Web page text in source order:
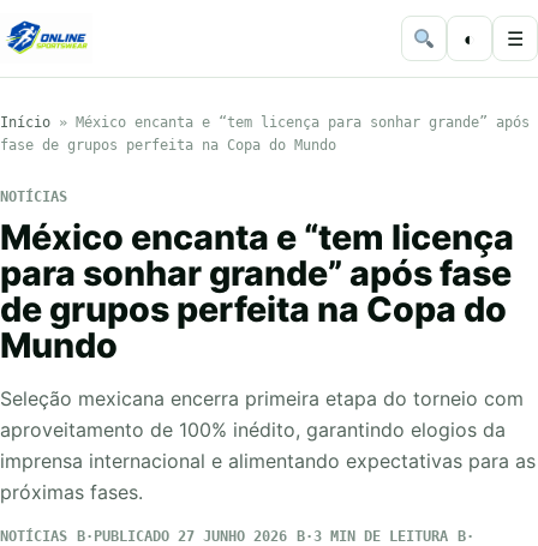
◐ ☰
Início » México encanta e “tem licença para sonhar grande” após
fase de grupos perfeita na Copa do Mundo
NOTÍCIAS
México encanta e “tem licença
para sonhar grande” após fase
de grupos perfeita na Copa do
Mundo
Seleção mexicana encerra primeira etapa do torneio com
aproveitamento de 100% inédito, garantindo elogios da
imprensa internacional e alimentando expectativas para as
próximas fases.
NOTÍCIAS PUBLICADO 27 JUNHO 2026
3 MIN DE LEITURA